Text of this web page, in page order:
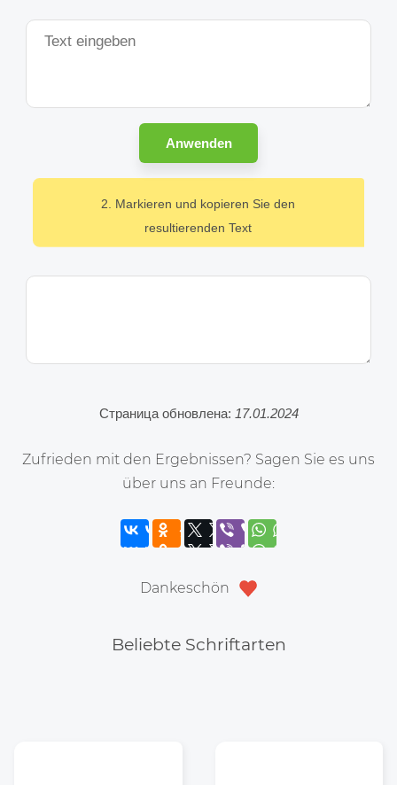
Anwenden
2. Markieren und kopieren Sie den
resultierenden Text
Страница обновлена: 17.01.2024
Zufrieden mit den Ergebnissen? Sagen Sie es uns
über uns an Freunde:
Dankeschön
Beliebte Schriftarten